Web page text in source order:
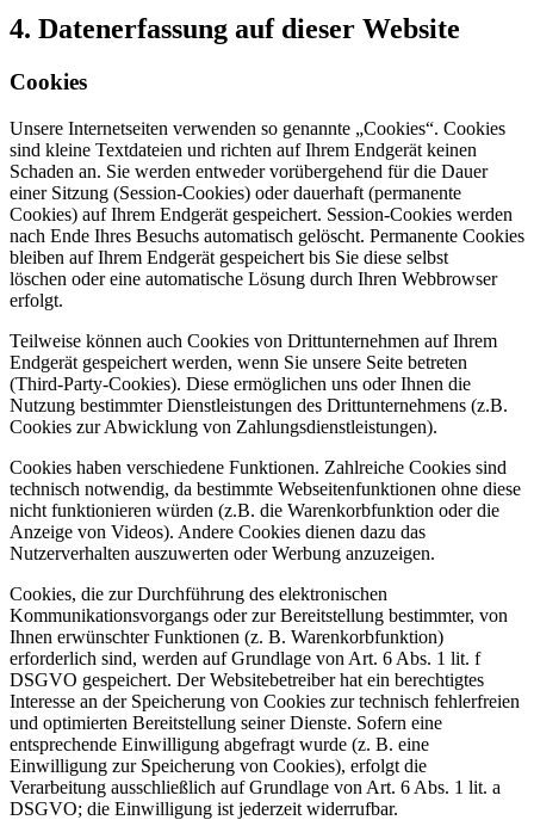
4. Datenerfassung auf dieser Website
Cookies
Unsere Internetseiten verwenden so genannte „Cookies“. Cookies
sind kleine Textdateien und richten auf Ihrem Endgerät keinen
Schaden an. Sie werden entweder vorübergehend für die Dauer
einer Sitzung (Session-Cookies) oder dauerhaft (permanente
Cookies) auf Ihrem Endgerät gespeichert. Session-Cookies werden
nach Ende Ihres Besuchs automatisch gelöscht. Permanente Cookies
bleiben auf Ihrem Endgerät gespeichert bis Sie diese selbst
löschen oder eine automatische Lösung durch Ihren Webbrowser
erfolgt.
Teilweise können auch Cookies von Drittunternehmen auf Ihrem
Endgerät gespeichert werden, wenn Sie unsere Seite betreten
(Third-Party-Cookies). Diese ermöglichen uns oder Ihnen die
Nutzung bestimmter Dienstleistungen des Drittunternehmens (z.B.
Cookies zur Abwicklung von Zahlungsdienstleistungen).
Cookies haben verschiedene Funktionen. Zahlreiche Cookies sind
technisch notwendig, da bestimmte Webseitenfunktionen ohne diese
nicht funktionieren würden (z.B. die Warenkorbfunktion oder die
Anzeige von Videos). Andere Cookies dienen dazu das
Nutzerverhalten auszuwerten oder Werbung anzuzeigen.
Cookies, die zur Durchführung des elektronischen
Kommunikationsvorgangs oder zur Bereitstellung bestimmter, von
Ihnen erwünschter Funktionen (z. B. Warenkorbfunktion)
erforderlich sind, werden auf Grundlage von Art. 6 Abs. 1 lit. f
DSGVO gespeichert. Der Websitebetreiber hat ein berechtigtes
Interesse an der Speicherung von Cookies zur technisch fehlerfreien
und optimierten Bereitstellung seiner Dienste. Sofern eine
entsprechende Einwilligung abgefragt wurde (z. B. eine
Einwilligung zur Speicherung von Cookies), erfolgt die
Verarbeitung ausschließlich auf Grundlage von Art. 6 Abs. 1 lit. a
DSGVO; die Einwilligung ist jederzeit widerrufbar.